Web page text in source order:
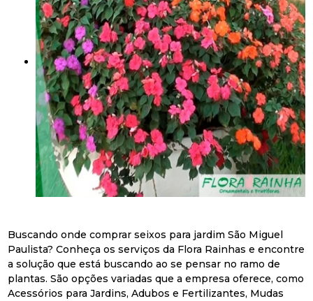
Buscando onde comprar seixos para jardim São Miguel
Paulista? Conheça os serviços da Flora Rainhas e encontre
a solução que está buscando ao se pensar no ramo de
plantas. São opções variadas que a empresa oferece, como
Acessórios para Jardins, Adubos e Fertilizantes, Mudas